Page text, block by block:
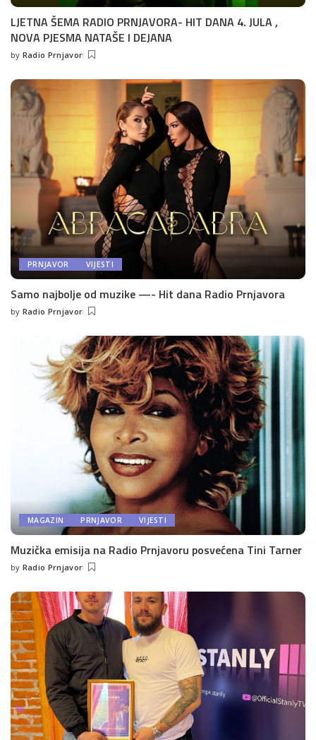
LJETNA ŠEMA RADIO PRNJAVORA- HIT DANA 4. JULA ,
NOVA PJESMA NATAŠE I DEJANA
Posted
by Radio Prnjavor
PRNJAVOR VIJESTI
Samo najbolje od muzike —- Hit dana Radio Prnjavora
Posted
by Radio Prnjavor
MAGAZIN PRNJAVOR VIJESTI
Muzička emisija na Radio Prnjavoru posvećena Tini Tarner
Posted
by Radio Prnjavor